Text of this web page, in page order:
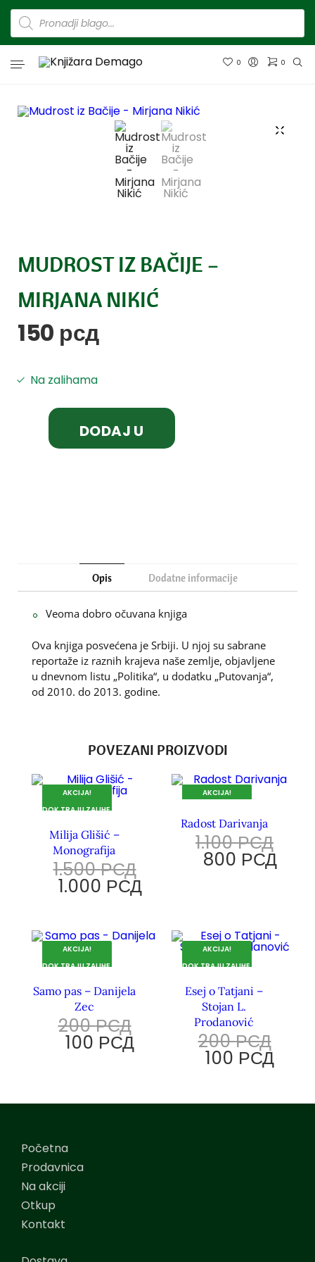
0 0
MUDROST IZ BAČIJE –
MIRJANA NIKIĆ
150 рсд
Na zalihama
DODAJ U
Opis Dodatne informacije
Veoma dobro očuvana knjiga
Ova knjiga posvećena je Srbiji. U njoj su sabrane
reportaže iz raznih krajeva naše zemlje, objavljene
u dnevnom listu „Politika“, u dodatku „Putovanja“,
od 2010. do 2013. godine.
POVEZANI PROIZVODI
AKCIJA!
DOK TRAJU ZALIHE.
Milija Glišić –
Monografija
1.500РСД
1.000 РСД
AKCIJA!
Radost Darivanja
1.100РСД
800 РСД
AKCIJA!
DOK TRAJU ZALIHE.
Samo pas – Danijela
Zec
200РСД
100 РСД
AKCIJA!
DOK TRAJU ZALIHE.
Esej o Tatjani –
Stojan L.
Prodanović
200РСД
100 РСД
Početna
Prodavnica
Na akciji
Otkup
Kontakt